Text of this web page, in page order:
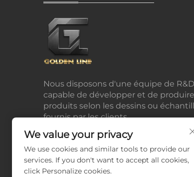
Nous disposons d'une équipe de
capable de développer et de
produits selon les dessins ou
fournis par les clients.
We value your privacy
We use cookies and similar tools to provide our
services. If you don't want to accept all cookies,
click Personalize cookies.